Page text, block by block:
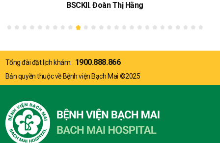
BSCKII. Đoàn Thị Hằng
Tổng đài đặt lịch khám: 1900.888.866
Bản quyền thuộc về Bệnh viện Bạch Mai ©2025